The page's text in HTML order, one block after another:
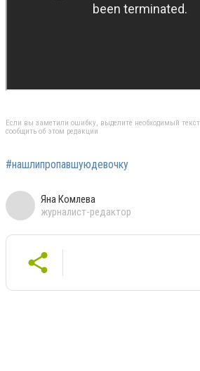
Если вы заметили ошибку, выделите необходимый
сообщить об этом редакции
#нашлипропавшуюдевочку
Яна Комлева
журналист-редактор